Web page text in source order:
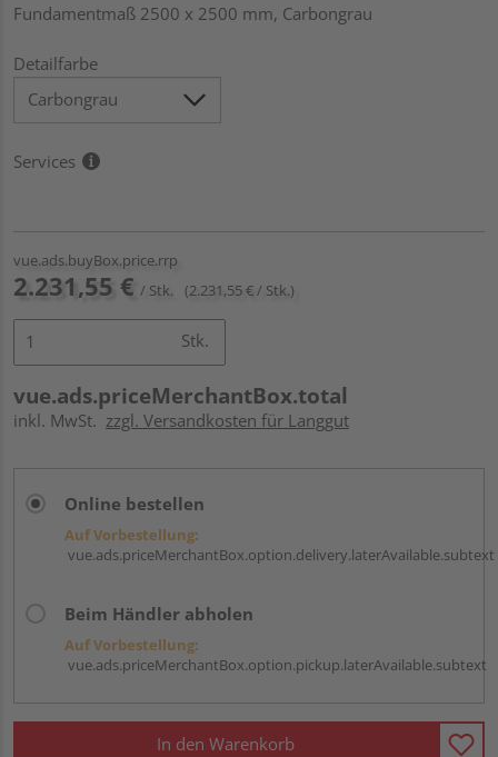
Fundamentmaß 2500 x 2500 mm, Carbongrau
Detailfarbe
Services
vue.ads.buyBox.price.rrp
2.231,55 € / Stk. (2.231,55 € / Stk.)
Stk.
vue.ads.priceMerchantBox.total
inkl. MwSt. zzgl. Versandkosten für Langgut
Online bestellen
Auf Vorbestellung:
vue.ads.priceMerchantBox.option.delivery.laterAvailable.subtext
Beim Händler abholen
Auf Vorbestellung:
vue.ads.priceMerchantBox.option.pickup.laterAvailable.subtext
In den Warenkorb